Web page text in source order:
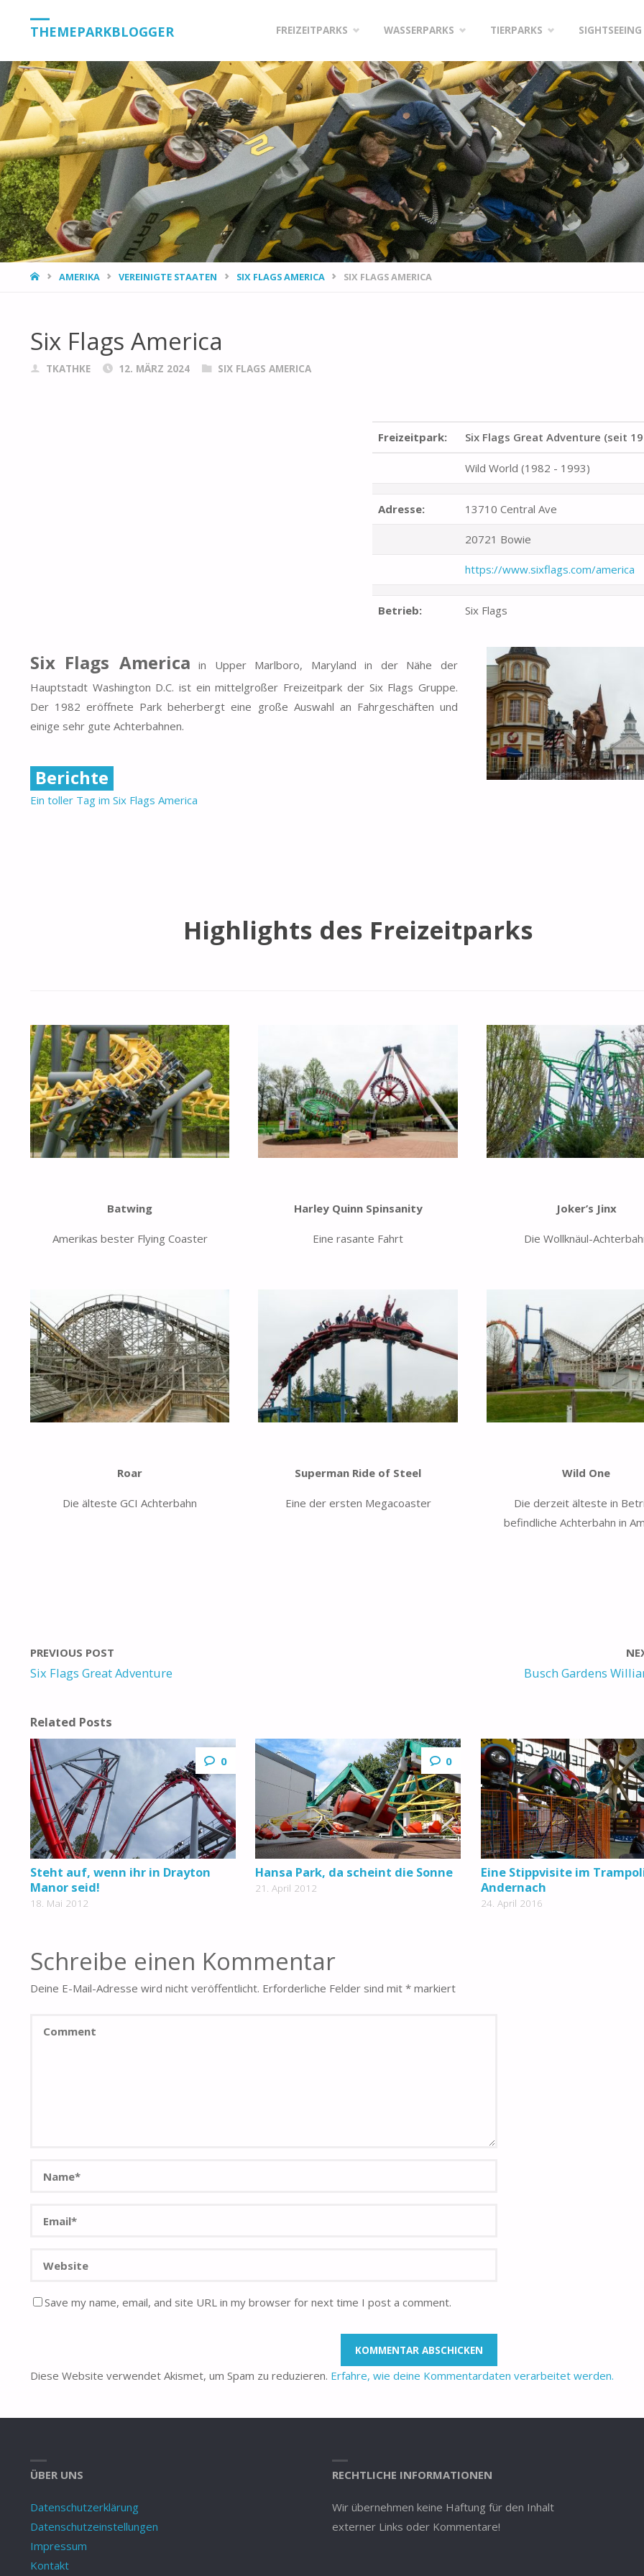
THEMEPARKBLOGGER
content
FREIZEITPARKS WASSERPARKS TIERPARKS SIGHTSEEING
HOMEAMERIKA VEREINIGTE STAATEN SIX FLAGS AMERICA SIX FLAGS AMERICA
Six Flags America
TKATHKE 12. MÄRZ 2024 SIX FLAGS AMERICA
Freizeitpark: Six Flags Great Adventure (seit
Wild World (1982 - 1993)
Adresse: 13710 Central Ave
20721 Bowie
https://www.sixflags.com/america
Betrieb: Six Flags
Six Flags America in Upper Marlboro, Maryland in der Nähe der
Hauptstadt Washington D.C. ist ein mittelgroßer Freizeitpark der Six Flags Gruppe.
Der 1982 eröffnete Park beherbergt eine große Auswahl an Fahrgeschäften und
einige sehr gute Achterbahnen.
Berichte
Ein toller Tag im Six Flags America
Highlights des Freizeitparks
Batwing
Amerikas bester Flying Coaster
Harley Quinn Spinsanity
Eine rasante Fahrt
Joker’s Jinx
Die Wollknäul-
Roar
Die älteste GCI Achterbahn
Superman Ride of Steel
Eine der ersten Megacoaster
Wild One
Die derzeit älteste in
befindliche Achterbahn in
PREVIOUS POST
Six Flags Great Adventure Busch Gardens
Related Posts
0
Steht auf, wenn ihr in Drayton
Manor seid!
18. Mai 2012
0
Hansa Park, da scheint die Sonne
21. April 2012
Eine Stippvisite im
Andernach
24. April 2016
Schreibe einen Kommentar
Deine E-Mail-Adresse wird nicht veröffentlicht. Erforderliche Felder sind mit * markiert
Save my name, email, and site URL in my browser for next time I post a comment.
Diese Website verwendet Akismet, um Spam zu reduzieren. Erfahre, wie deine Kommentardaten verarbeitet werden.
ÜBER UNS
Datenschutzerklärung
Datenschutzeinstellungen
Impressum
Kontakt
RECHTLICHE INFORMATIONEN
Wir übernehmen keine Haftung für den Inhalt
externer Links oder Kommentare!